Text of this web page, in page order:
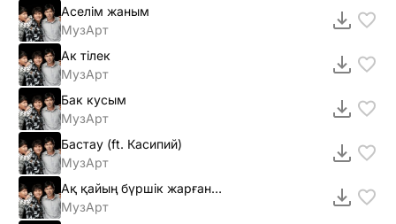
Аселiм жаным
МузАрт
Ак тiлек
МузАрт
Бак кусым
МузАрт
Бастау (ft. Касипий)
МузАрт
Ақ қайың бүршiк жарғанда (2012)
МузАрт